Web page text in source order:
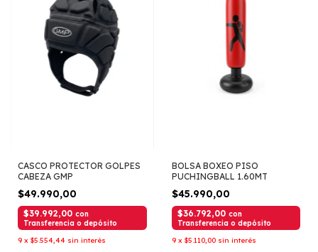
CASCO PROTECTOR GOLPES
CABEZA GMP
$49.990,00
$39.992,00 con
Transferencia o depósito
9 x $5.554,44 sin interés
BOLSA BOXEO PISO
PUCHINGBALL 1.60MT
$45.990,00
$36.792,00 con
Transferencia o depósito
9 x $5.110,00 sin interés